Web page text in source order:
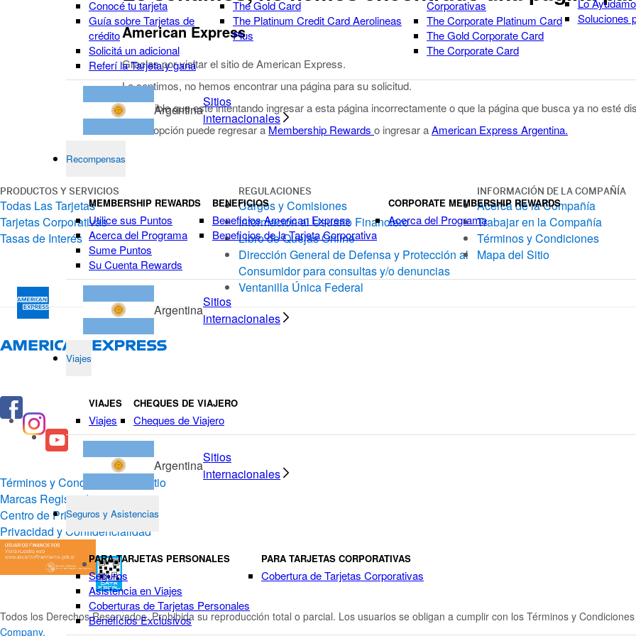
Conocé tu tarjeta
Guía sobre Tarjetas de
crédito
Solicitá un adicional
Referí la Tarjeta y ganá
The Gold Card
The Platinum Credit Card Aerolineas
Plus
Corporativas
The Corporate Platinum Card
The Gold Corporate Card
The Corporate Card
Soluciones
Argentina
Sitios
internacionales
Recompensas
MEMBERSHIP REWARDS
Utilice sus Puntos
Acerca del Programa
Sume Puntos
Su Cuenta Rewards
BENEFICIOS
Beneficios American Express
Beneficios de la Tarjeta Corporativa
CORPORATE MEMBERSHIP REWARDS
Acerca del Programa
Argentina
Sitios
internacionales
Viajes
VIAJES
Viajes
CHEQUES DE VIAJERO
Cheques de Viajero
Argentina
Sitios
internacionales
Seguros y Asistencias
PARA TARJETAS PERSONALES
Seguros
Asistencia en Viajes
Coberturas de Tarjetas Personales
Beneficios Exclusivos
PARA TARJETAS CORPORATIVAS
Cobertura de Tarjetas Corporativas
American Express
Gracias por visitar el sitio de American Express.
Lo sentimos, no hemos encontrar una página para su solicitud.
Es posible que esté intentando ingresar a esta página incorrectamente o que la página que busca ya no esté
Como opción puede regresar a Membership Rewards o ingresar aAmerican Express Argentina.
PRODUCTOS Y SERVICIOS
Todas Las Tarjetas
Tarjetas Corporativas
Tasas de Interés
REGULACIONES
Cargos y Comisiones
Información al Usuario Financiero
Libro de Quejas Online
Dirección General de Defensa y Protección al
Consumidor para consultas y/o denuncias
Ventanilla Única Federal
INFORMACIÓN DE LA COMPAÑÍA
Acerca de la Compañía
Trabajar en la Compañía
Términos y Condiciones
Mapa del Sitio
Términos y Condiciones del Sitio
Marcas Registradas
Centro de Privacidad
Privacidad y Confidencialidad
Todos los Derechos Reservados. Prohibida su reproducción total o parcial. Los usuarios se obligan a cumplir con los Términos y
Company.